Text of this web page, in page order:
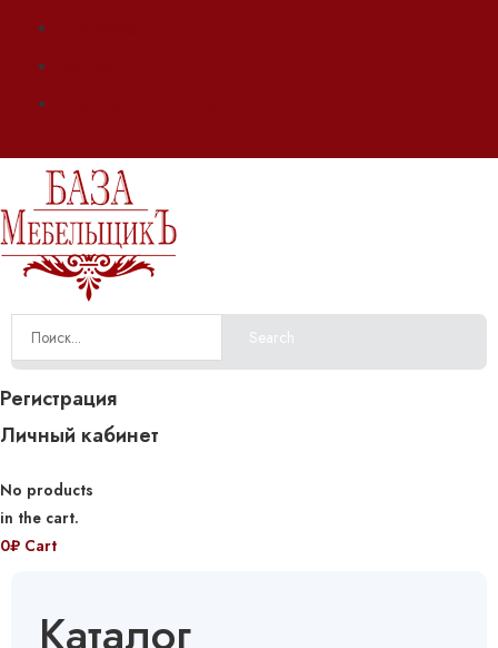
Search
Регистрация
Личный кабинет
No products
in the cart.
0₽ Cart
Каталог